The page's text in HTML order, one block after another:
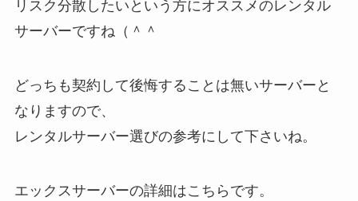
リスク分散したいという方にオススメのレンタル
サーバーですね（＾＾
どっちも契約して後悔することは無いサーバーと
なりますので、
レンタルサーバー選びの参考にして下さいね。
エックスサーバーの詳細はこちらです。